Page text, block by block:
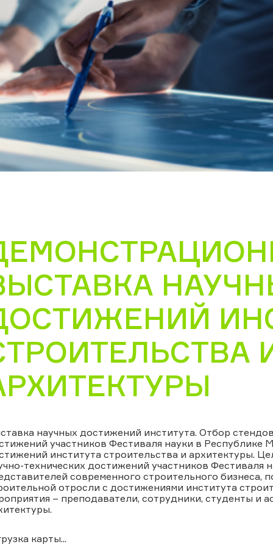
научных достижений института. Отбор
участников Фестиваля науки в Республике
института строительства и архитектуры.
технических достижений участников Фестиваля
современного строительного бизнеса,
отросли с достижениями института
– преподаватели, сотрудники, студенты и
карты...